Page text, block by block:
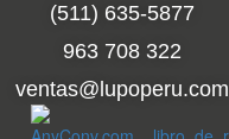
(511) 635-5877
963 708 322
ventas@lupoperu.com